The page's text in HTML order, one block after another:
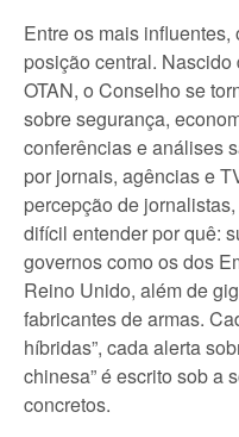
Entre os mais
posição central.
OTAN, o Conselho se
sobre segurança,
conferências e análises
por jornais, agências e
percepção de
difícil entender por quê:
governos como os dos
Reino Unido, além de
fabricantes de armas.
híbridas”, cada alerta
chinesa” é escrito sob a
concretos.